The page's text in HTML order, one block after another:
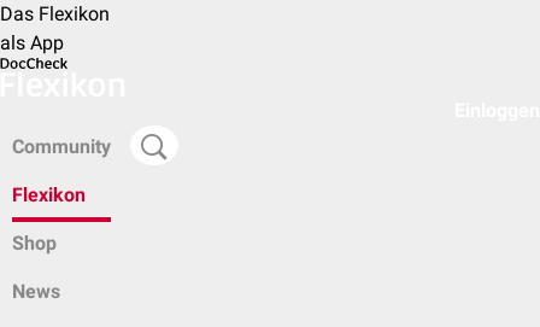
Das Flexikon
als App
Community
Flexikon
Shop
News